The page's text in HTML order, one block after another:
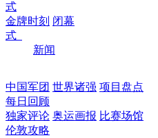
式
金牌时刻 闭幕
式
新闻
中国军团 世界诸强 项目盘点
每日回顾
独家评论 奥运画报 比赛场馆
伦敦攻略